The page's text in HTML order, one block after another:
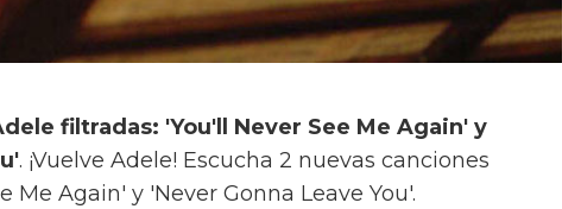
filtradas: 'You'll Never See Me Again' y
. ¡Vuelve Adele! Escucha 2 nuevas canciones
Me Again' y 'Never Gonna Leave You'.